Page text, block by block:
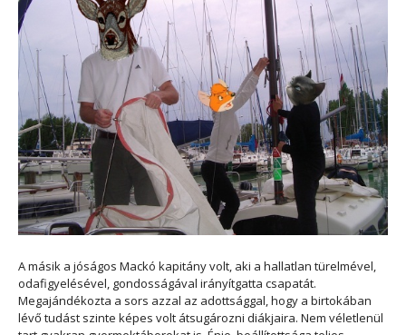
A másik a jóságos Mackó kapitány volt, aki a hallatlan türelmével,
odafigyelésével, gondosságával irányítgatta csapatát.
Megajándékozta a sors azzal az adottsággal, hogy a birtokában
lévő tudást szinte képes volt átsugározni diákjaira. Nem véletlenül